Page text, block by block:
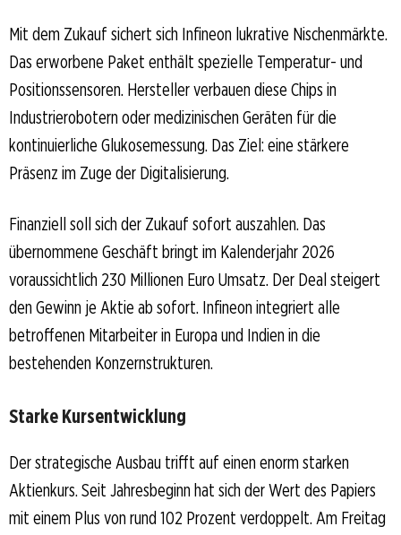
Mit dem Zukauf sichert sich Infineon lukrative Nischenmärkte.
Das erworbene Paket enthält spezielle Temperatur- und
Positionssensoren. Hersteller verbauen diese Chips in
Industrierobotern oder medizinischen Geräten für die
kontinuierliche Glukosemessung. Das Ziel: eine stärkere
Präsenz im Zuge der Digitalisierung.
Finanziell soll sich der Zukauf sofort auszahlen. Das
übernommene Geschäft bringt im Kalenderjahr 2026
voraussichtlich 230 Millionen Euro Umsatz. Der Deal steigert
den Gewinn je Aktie ab sofort. Infineon integriert alle
betroffenen Mitarbeiter in Europa und Indien in die
bestehenden Konzernstrukturen.
Starke Kursentwicklung
Der strategische Ausbau trifft auf einen enorm starken
Aktienkurs. Seit Jahresbeginn hat sich der Wert des Papiers
mit einem Plus von rund 102 Prozent verdoppelt. Am Freitag